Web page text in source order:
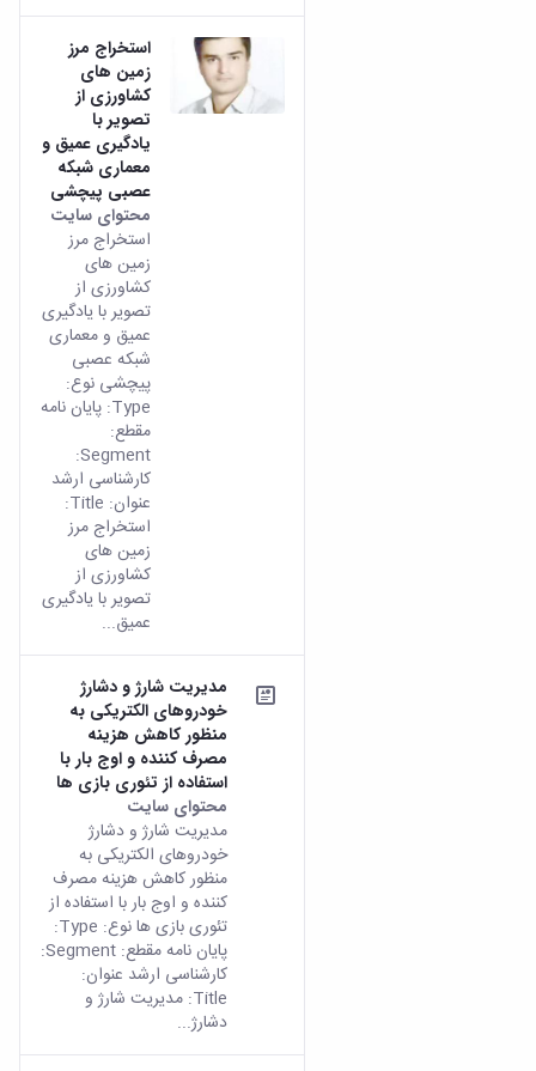
استخراج مرز
زمین های
کشاورزی از
تصویر با
یادگیری عمیق و
معماری شبکه
عصبی پیچشی
محتوای سایت
استخراج مرز
زمین های
کشاورزی از
تصویر با یادگیری
عمیق و معماری
شبکه عصبی
پیچشی نوع:
Type: پایان نامه
مقطع:
Segment:
کارشناسی ارشد
عنوان: Title:
استخراج مرز
زمین های
کشاورزی از
تصویر با یادگیری
عمیق...
مدیریت شارژ و دشارژ
خودروهای الکتریکی به
منظور کاهش هزینه
مصرف کننده و اوج بار با
استفاده از تئوری بازی ها
محتوای سایت
مدیریت شارژ و دشارژ
خودروهای الکتریکی به
منظور کاهش هزینه مصرف
کننده و اوج بار با استفاده از
تئوری بازی ها نوع: Type:
پایان نامه مقطع: Segment:
کارشناسی ارشد عنوان:
Title: مدیریت شارژ و
دشارژ...